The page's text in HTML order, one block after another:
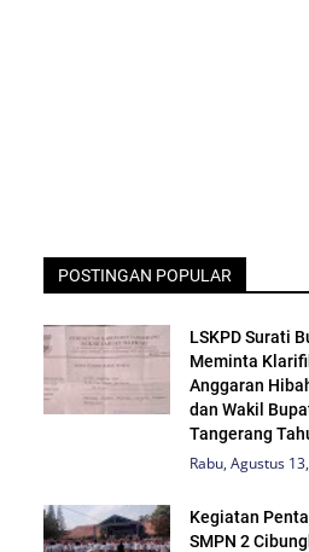
POSTINGAN POPULAR
LSKPD Surati
Meminta
Anggaran
dan Wakil
Tangerang
Rabu, Agustus
Kegiatan
SMPN 2